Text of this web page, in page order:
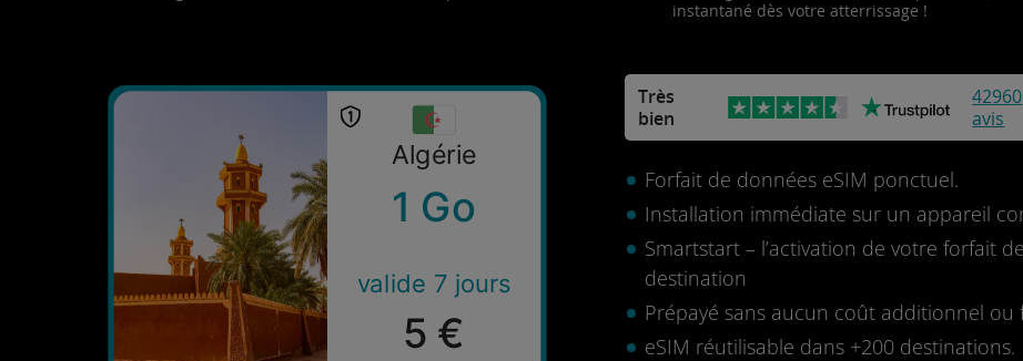
instantané dès votre atterrissage !
Algérie
1 Go
valide 7 jours
5 €
Très
bien
42960
avis
Forfait de données eSIM ponctuel.
Installation immédiate sur un appareil
Smartstart – l’activation de votre forfait
destination
Prépayé sans aucun coût additionnel ou
eSIM réutilisable dans +200 destinations.